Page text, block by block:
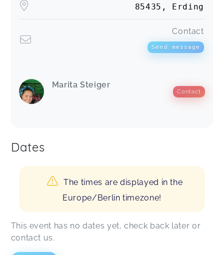
85435, Erding
Contact
Send message
Marita Steiger
Contact
Dates
The times are displayed in the
Europe/Berlin timezone!
This event has no dates yet, check back later or
contact us.